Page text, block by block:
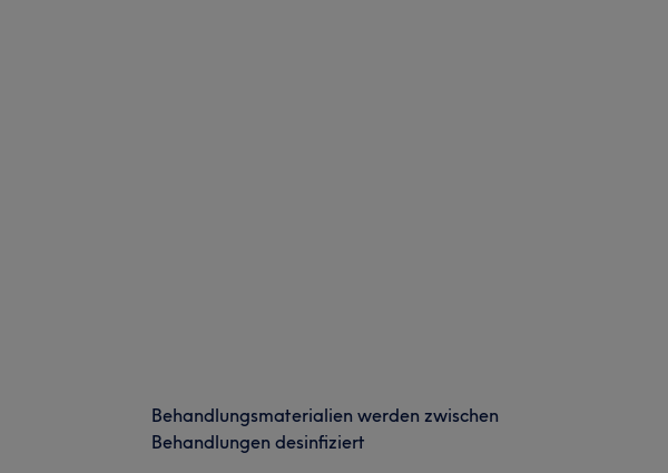
Behandlungsmaterialien werden zwischen
Behandlungen desinfiziert